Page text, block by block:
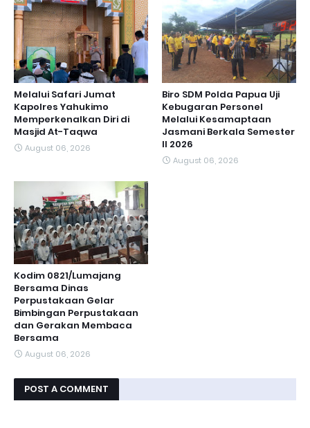
Melalui Safari Jumat
Kapolres Yahukimo
Memperkenalkan Diri di
Masjid At-Taqwa
August 06, 2026
Biro SDM Polda Papua Uji
Kebugaran Personel
Melalui Kesamaptaan
Jasmani Berkala Semester
II 2026
August 06, 2026
Kodim 0821/Lumajang
Bersama Dinas
Perpustakaan Gelar
Bimbingan Perpustakaan
dan Gerakan Membaca
Bersama
August 06, 2026
POST A COMMENT